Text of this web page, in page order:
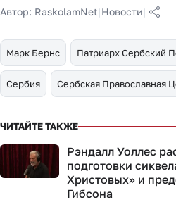
Автор: RaskolamNet|Новости|
Марк Бернс Патриарх Сербский
Сербия Сербская Православная
ЧИТАЙТЕ ТАКЖЕ
Рэндалл Уоллес
подготовки
Христовых» и
Гибсона